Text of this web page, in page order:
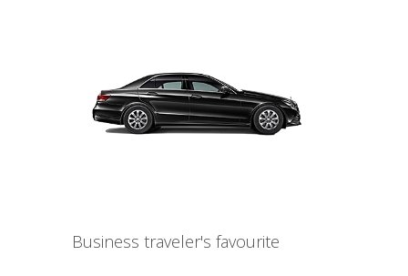
Business traveler's favourite